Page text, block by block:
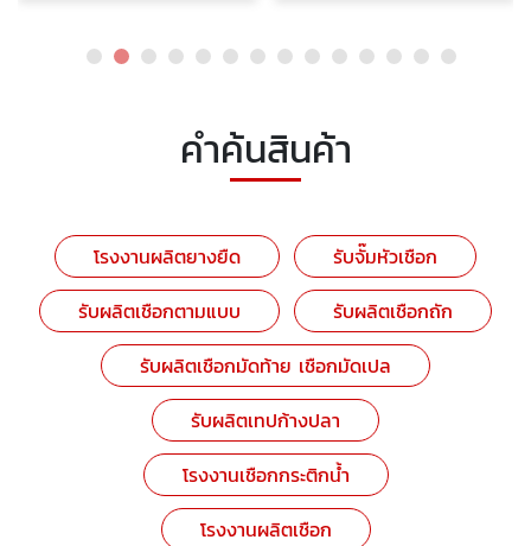
คำค้นสินค้า
โรงงานผลิตยางยืด
รับจั๊มหัวเชือก
รับผลิตเชือกตามแบบ
รับผลิตเชือกถัก
รับผลิตเชือกมัดท้าย เชือกมัดเปล
รับผลิตเทปก้างปลา
โรงงานเชือกกระติกน้ำ
โรงงานผลิตเชือก